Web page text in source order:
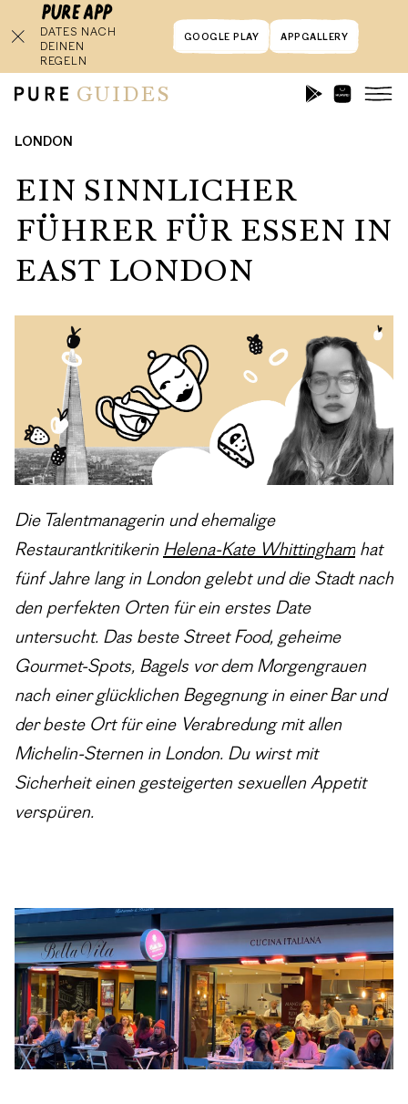
DATES NACH
DEINEN
REGELN
GOOGLE PLAY APPGALLERY
GUIDES
LONDON
EIN SINNLICHER
FÜHRER FÜR ESSEN IN
EAST LONDON
Die Talentmanagerin und ehemalige
Restaurantkritikerin Helena-Kate Whittingham hat
fünf Jahre lang in London gelebt und die Stadt nach
den perfekten Orten für ein erstes Date
untersucht. Das beste Street Food, geheime
Gourmet-Spots, Bagels vor dem Morgengrauen
nach einer glücklichen Begegnung in einer Bar und
der beste Ort für eine Verabredung mit allen
Michelin-Sternen in London. Du wirst mit
Sicherheit einen gesteigerten sexuellen Appetit
verspüren.